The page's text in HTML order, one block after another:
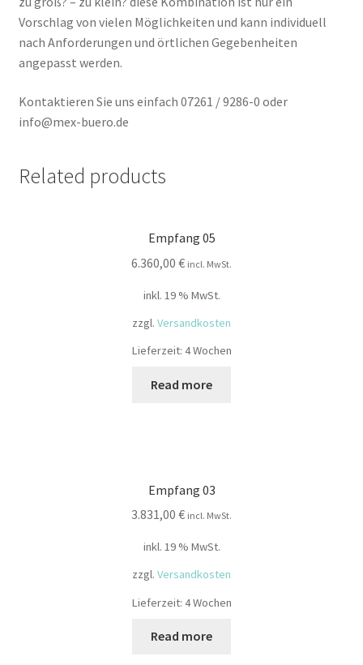
Vorschlag von vielen Möglichkeiten und kann individuell
nach Anforderungen und örtlichen Gegebenheiten
angepasst werden.
Kontaktieren Sie uns einfach 07261 / 9286-0 oder
info@mex-buero.de
Related products
Empfang 05
6.360,00 € incl. MwSt.
inkl. 19 % MwSt.
zzgl. Versandkosten
Lieferzeit: 4 Wochen
Read more
Empfang 03
3.831,00 € incl. MwSt.
inkl. 19 % MwSt.
zzgl. Versandkosten
Lieferzeit: 4 Wochen
Read more